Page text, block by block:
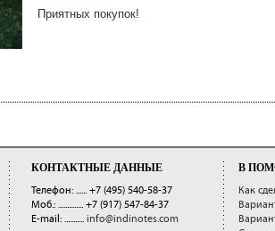
Приятных покупок!
КОНТАКТНЫЕ ДАННЫЕ
Телефон: ...... +7 (495) 540-58-37
Моб.: .............. +7 (917) 547-84-37
E-mail: ........... info@indinotes.com
В
Как